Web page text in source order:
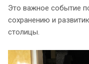
Это важное событие
сохранению и
столицы.